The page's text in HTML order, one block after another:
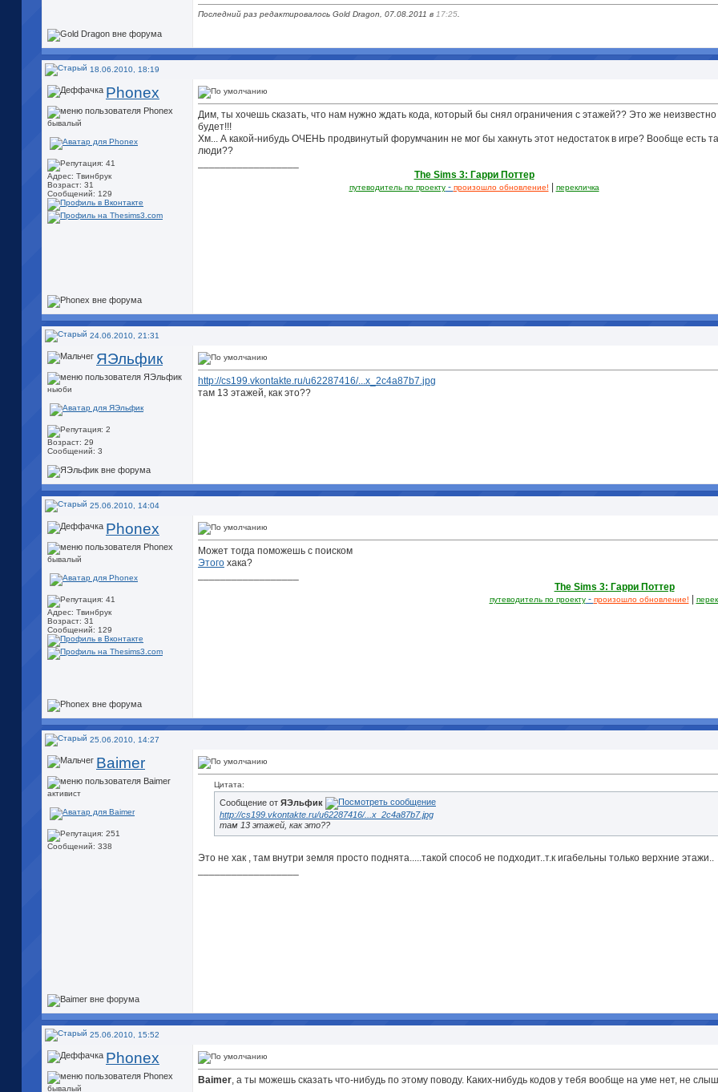
Последний раз редактировалось Gold Dragon, 07.08.2011 в 17:25
18.06.2010, 18:19
Phonex
бывалый
Адрес: Твинбрук
Возраст: 31
Сообщений: 129
Дим, ты хочешь сказать, что нам нужно ждать кода, который бы снял ограничения с этажей?? Это же неизвестно
будет!!!
Хм... А какой-нибудь ОЧЕНЬ продвинутый форумчанин не мог бы хакнуть этот недостаток в игре? Вообще есть
люди??
The Sims 3: Гарри Поттер
путеводитель по проекту- произошло обновление! перекличка
24.06.2010, 21:31
ЯЭльфик
ньюби
Возраст: 29
Сообщений: 3
http://cs199.vkontakte.ru/u62287416/...x_2c4a87b7.jpg
там 13 этажей, как это??
25.06.2010, 14:04
Phonex
бывалый
Адрес: Твинбрук
Возраст: 31
Сообщений: 129
Может тогда поможешь с поиском
Этого хака?
The Sims 3: Гарри Поттер
путеводитель по проекту- произошло обновление!
25.06.2010, 14:27
Baimer
активист
Сообщений: 338
Цитата:
Сообщение от ЯЭльфик
http://cs199.vkontakte.ru/u62287416/...x_2c4a87b7.jpg
там 13 этажей, как это??
Это не хак , там внутри земля просто поднята.....такой способ не подходит..т.к игабельны только верхние этажи..
25.06.2010, 15:52
Phonex
бывалый
Baimer, а ты можешь сказать что-нибудь по этому поводу. Каких-нибудь кодов у тебя вообще на уме нет, не